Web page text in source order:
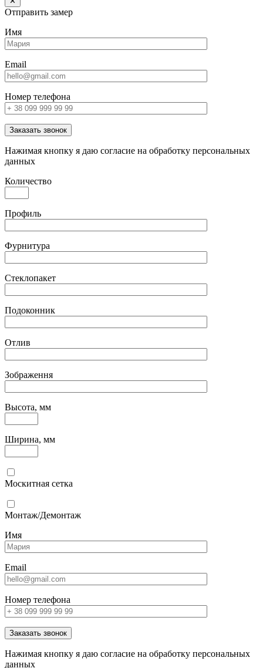
Отправить замер
Имя
Email
Номер телефона
Заказать звонок
Нажимая кнопку я даю согласие на обработку персональных
данных
Количество
Профиль
Фурнитура
Стеклопакет
Подоконник
Отлив
Зображення
Высота, мм
Ширина, мм
Москитная сетка
Монтаж/Демонтаж
Имя
Email
Номер телефона
Заказать звонок
Нажимая кнопку я даю согласие на обработку персональных
данных